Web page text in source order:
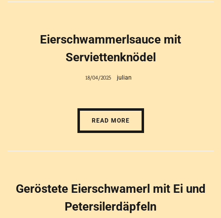
Eierschwammerlsauce mit
Serviettenknödel
18/04/2025 julian
READ MORE
Geröstete Eierschwamerl mit Ei und
Petersilerdäpfeln